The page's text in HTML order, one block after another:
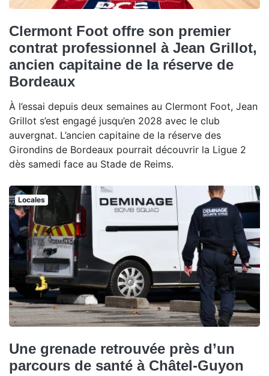
Clermont Foot offre son premier
contrat professionnel à Jean Grillot,
ancien capitaine de la réserve de
Bordeaux
À l’essai depuis deux semaines au Clermont Foot, Jean
Grillot s’est engagé jusqu’en 2028 avec le club
auvergnat. L’ancien capitaine de la réserve des
Girondins de Bordeaux pourrait découvrir la Ligue 2
dès samedi face au Stade de Reims.
Locales
Une grenade retrouvée près d’un
parcours de santé à Châtel-Guyon